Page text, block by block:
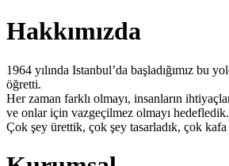
Hakkımızda
1964 yılında Istanbul’da başladığımız bu
öğretti.
Her zaman farklı olmayı, insanların
ve onlar için vazgeçilmez olmayı hedefledik.
Çok şey ürettik, çok şey tasarladık, çok